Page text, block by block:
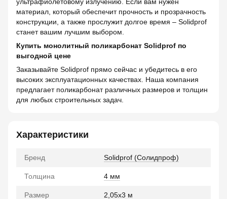
материал, который обеспечит прочность и прозрачность
конструкции, а также прослужит долгое время – Solidprof
станет вашим лучшим выбором.
Купить монолитный поликарбонат Solidprof по
выгодной цене
Заказывайте Solidprof прямо сейчас и убедитесь в его
высоких эксплуатационных качествах. Наша компания
предлагает поликарбонат различных размеров и толщин
для любых строительных задач.
Характеристики
Бренд Solidprof (Солидпроф)
Толщина 4 мм
Размер 2,05x3 м